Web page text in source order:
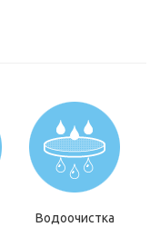
Водоочистка